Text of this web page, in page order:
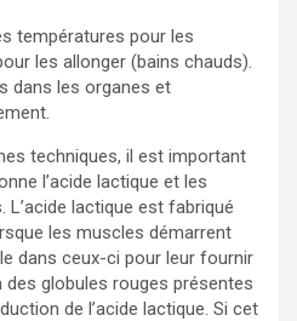
températures pour les
les allonger (bains chauds).
dans les organes et
techniques, il est important
l’acide lactique et les
lactique est fabriqué
les muscles démarrent
dans ceux-ci pour leur fournir
des globules rouges présentes
de l’acide lactique. Si cet